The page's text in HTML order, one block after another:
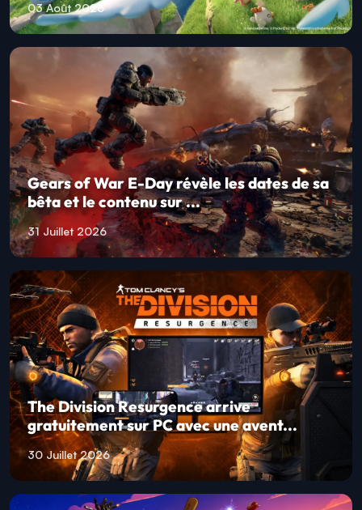
03 Août 2026
Gears of War E-Day révèle les dates de sa
bêta et le contenu sur ...
31 Juillet 2026
The Division Resurgence arrive
gratuitement sur PC avec une avent...
30 Juillet 2026